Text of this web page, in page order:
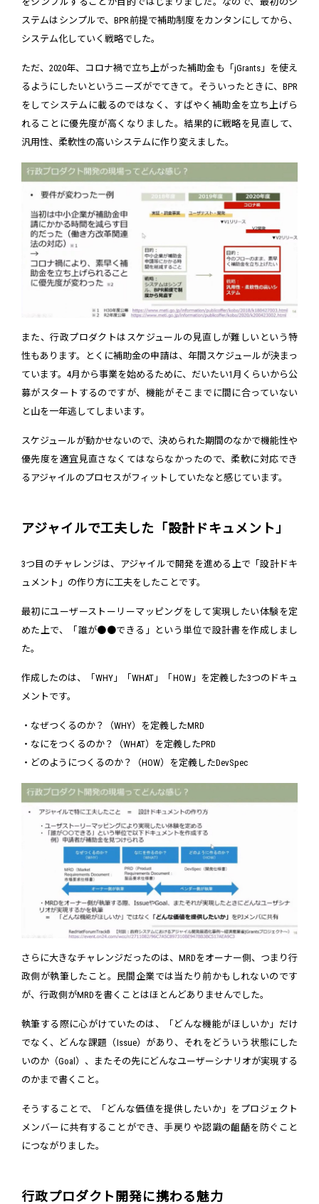
ステムはシンプルで、BPR前提で補助制度をカンタンにしてから、
システム化していく戦略でした。
ただ、2020年、コロナ禍で立ち上がった補助金も「jGrants」を使え
るようにしたいというニーズがでてきて。そういったときに、BPR
をしてシステムに載るのではなく、すばやく補助金を立ち上げら
れることに優先度が高くなりました。結果的に戦略を見直して、
汎用性、柔軟性の高いシステムに作り変えました。
また、行政プロダクトはスケジュールの見直しが難しいという特
性もあります。とくに補助金の申請は、年間スケジュールが決まっ
ています。4月から事業を始めるために、だいたい1月くらいから公
募がスタートするのですが、機能がそこまでに間に合っていない
と山を一年逃してしまいます。
スケジュールが動かせないので、決められた期間のなかで機能性や
優先度を適宜見直さなくてはならなかったので、柔軟に対応でき
るアジャイルのプロセスがフィットしていたなと感じています。
アジャイルで工夫した「設計ドキュメント」
3つ目のチャレンジは、アジャイルで開発を進める上で「設計ドキ
ュメント」の作り方に工夫をしたことです。
最初にユーザーストーリーマッピングをして実現したい体験を定
めた上で、「誰が●●できる」という単位で設計書を作成しまし
た。
作成したのは、「WHY」「WHAT」「HOW」を定義した3つのドキュ
メントです。
・なぜつくるのか？（WHY）を定義したMRD
・なにをつくるのか？（WHAT）を定義したPRD
・どのようにつくるのか？（HOW）を定義したDevSpec
さらに大きなチャレンジだったのは、MRDをオーナー側、つまり行
政側が執筆したこと。民間企業では当たり前かもしれないのです
が、行政側がMRDを書くことはほとんどありませんでした。
執筆する際に心がけていたのは、「どんな機能がほしいか」だけ
でなく、どんな課題（Issue）があり、それをどういう状態にした
いのか（Goal）、またその先にどんなユーザーシナリオが実現する
のかまで書くこと。
そうすることで、「どんな価値を提供したいか」をプロジェクト
メンバーに共有することができ、手戻りや認識の齟齬を防ぐこと
につながりました。
行政プロダクト開発に携わる魅力